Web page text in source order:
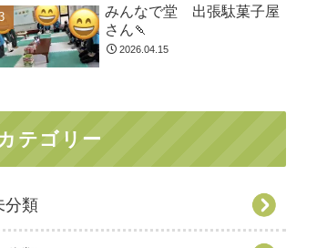
みんなで堂 出張駄菓子屋
さん🍡
2026.04.15
テゴリー
分類